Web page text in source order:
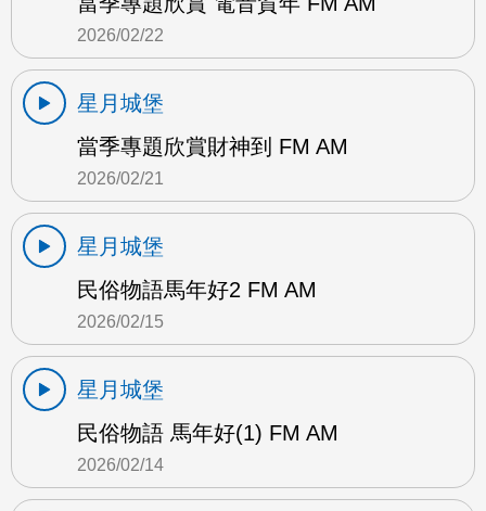
2026/02/22
星月城堡
當季專題欣賞財神到 FM AM
2026/02/21
星月城堡
民俗物語馬年好2 FM AM
2026/02/15
星月城堡
民俗物語 馬年好(1) FM AM
2026/02/14